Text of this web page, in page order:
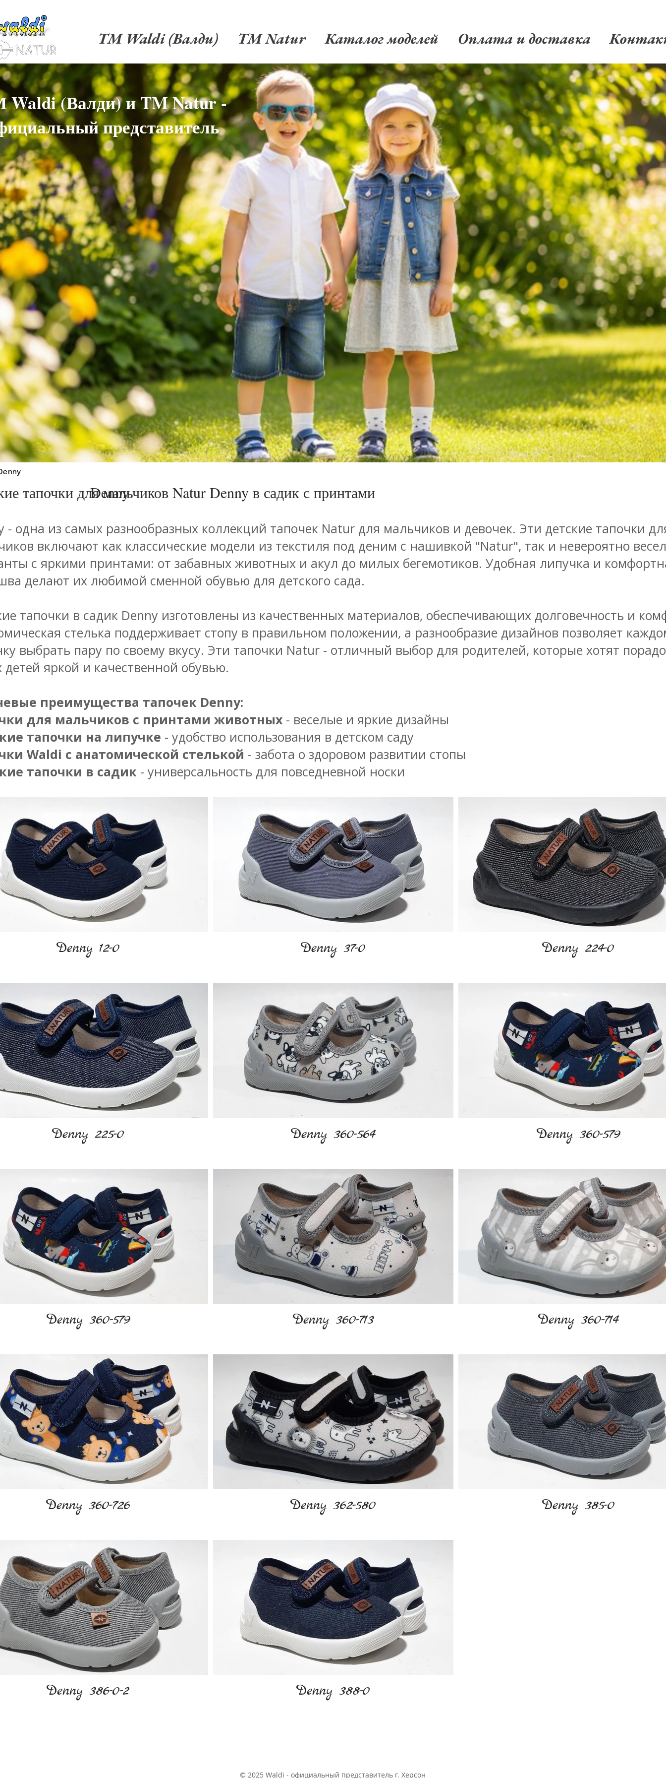
TM Waldi (Валди) TM Natur Каталог моделей Оплата и доставка
(Валди) и TM Natur -
представитель
Denny
тапочки для мальчиков Natur Denny в садик с принтами
- одна из самых разнообразных коллекций тапочек Natur для мальчиков и девочек. Эти детские тапочки
включают как классические модели из текстиля под деним с нашивкой "Natur", так и невероятно
с яркими принтами: от забавных животных и акул до милых бегемотиков. Удобная липучка и
делают их любимой сменной обувью для детского сада.
тапочки в садик Denny изготовлены из качественных материалов, обеспечивающих долговечность и
стелька поддерживает стопу в правильном положении, а разнообразие дизайнов позволяет
выбрать пару по своему вкусу. Эти тапочки Natur - отличный выбор для родителей, которые хотят
детей яркой и качественной обувью.
преимущества тапочек Denny:
для мальчиков с принтами животных - веселые и яркие дизайны
тапочки на липучке - удобство использования в детском саду
Waldi с анатомической стелькой - забота о здоровом развитии стопы
тапочки в садик - универсальность для повседневной носки
Denny 12-0 Denny 37-0 Denny 224-0
Denny 225-0 Denny 360-564 Denny 360-579
Denny 360-579 Denny 360-713 Denny 360-714
Denny 360-726 Denny 362-580 Denny 385-0
Denny 386-0-2 Denny 388-0
© 2025 Waldi - официальный представитель г. Херсон